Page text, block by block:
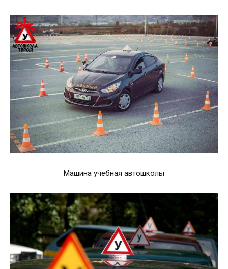
Машина учебная автошколы